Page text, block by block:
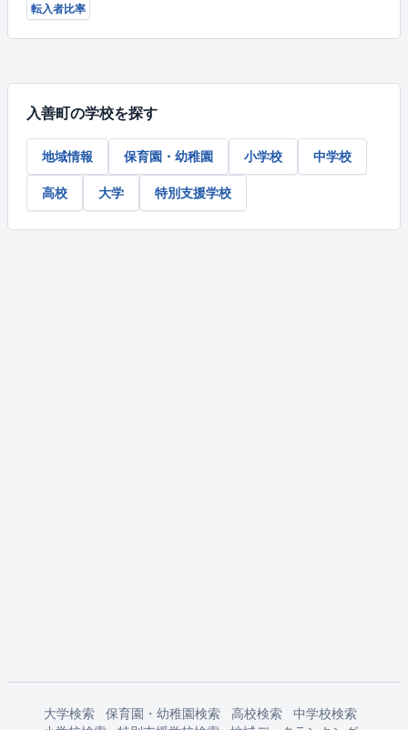
転入者比率
入善町の学校を探す
地域情報 保育園・幼稚園 小学校 中学校
高校 大学 特別支援学校
大学検索 保育園・幼稚園検索 高校検索
中学校検索